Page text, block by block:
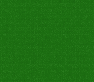
to